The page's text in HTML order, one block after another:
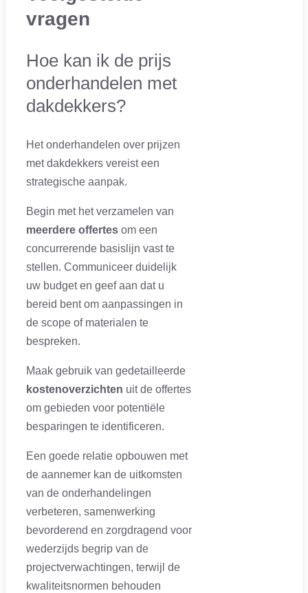
vragen
Hoe kan ik de prijs
onderhandelen met
dakdekkers?
Het onderhandelen over prijzen
met dakdekkers vereist een
strategische aanpak.
Begin met het verzamelen van
meerdere offertes om een
concurrerende basislijn vast te
stellen. Communiceer duidelijk
uw budget en geef aan dat u
bereid bent om aanpassingen in
de scope of materialen te
bespreken.
Maak gebruik van gedetailleerde
kostenoverzichten uit de offertes
om gebieden voor potentiële
besparingen te identificeren.
Een goede relatie opbouwen met
de aannemer kan de uitkomsten
van de onderhandelingen
verbeteren, samenwerking
bevorderend en zorgdragend voor
wederzijds begrip van de
projectverwachtingen, terwijl de
kwaliteitsnormen behouden